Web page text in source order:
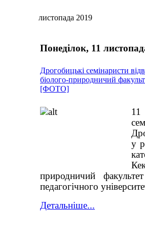
листопада 2019
Понеділок, 11
Дрогобицькі семінаристи
біолого-природничий
[ФОТО]
у
природничий
педагогічного
Детальніше...